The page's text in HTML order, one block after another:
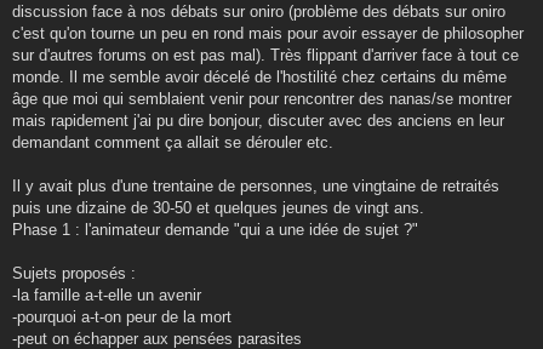
discussion face à nos débats sur oniro (problème des débats sur oniro
c'est qu'on tourne un peu en rond mais pour avoir essayer de philosopher
sur d'autres forums on est pas mal). Très flippant d'arriver face à tout ce
monde. Il me semble avoir décelé de l'hostilité chez certains du même
âge que moi qui semblaient venir pour rencontrer des nanas/se montrer
mais rapidement j'ai pu dire bonjour, discuter avec des anciens en leur
demandant comment ça allait se dérouler etc.
Il y avait plus d'une trentaine de personnes, une vingtaine de retraités
puis une dizaine de 30-50 et quelques jeunes de vingt ans.
Phase 1 : l'animateur demande "qui a une idée de sujet ?"
Sujets proposés :
-la famille a-t-elle un avenir
-pourquoi a-t-on peur de la mort
-peut on échapper aux pensées parasites